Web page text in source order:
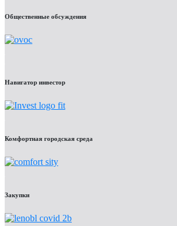
Общественные обсуждения
Навигатор инвестор
Комфортная городская среда
Закупки